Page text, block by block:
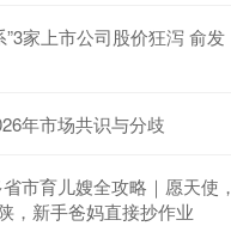
”3家上市公司股价狂泻 俞发
年市场共识与分歧
市育儿嫂全攻略｜愿天使，
，新手爸妈直接抄作业